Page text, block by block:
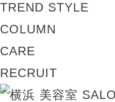
TREND STYLE
COLUMN
CARE
RECRUIT